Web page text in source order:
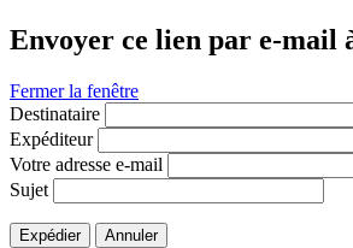
Envoyer ce lien par e-mail
Fermer la fenêtre
Destinataire
Expéditeur
Votre adresse e-mail
Sujet
Expédier Annuler